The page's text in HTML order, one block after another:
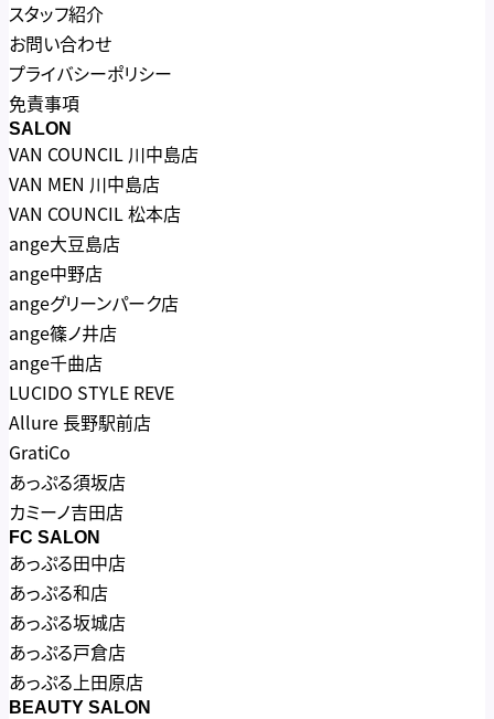
スタッフ紹介
お問い合わせ
プライバシーポリシー
免責事項
SALON
VAN COUNCIL 川中島店
VAN MEN 川中島店
VAN COUNCIL 松本店
ange大豆島店
ange中野店
angeグリーンパーク店
ange篠ノ井店
ange千曲店
LUCIDO STYLE REVE
Allure 長野駅前店
GratiCo
あっぷる須坂店
カミーノ吉田店
FC SALON
あっぷる田中店
あっぷる和店
あっぷる坂城店
あっぷる戸倉店
あっぷる上田原店
BEAUTY SALON